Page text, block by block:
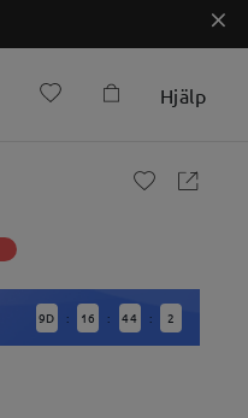
Hjälp
9D : 16 : 44 : 1